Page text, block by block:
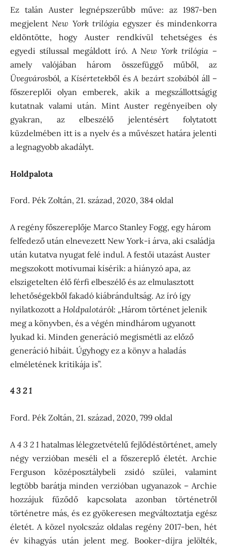
Ez talán Auster legnépszerűbb műve: az 1987-ben
megjelent New York trilógiaegyszer és mindenkorra
eldöntötte, hogy Auster rendkívül tehetséges és
egyedi stílussal megáldott író. A New York trilógia –
amely valójában három összefüggő műből, az
Üvegvárosból, a Kísértetekből és A bezárt szobából áll –
főszereplői olyan emberek, akik a megszállottságig
kutatnak valami után. Mint Auster regényeiben oly
gyakran, az elbeszélő jelentésért folytatott
küzdelmében itt is a nyelv és a művészet határa jelenti
a legnagyobb akadályt.
Holdpalota
Ford. Pék Zoltán, 21. század, 2020, 384 oldal
A regény főszereplője Marco Stanley Fogg, egy három
felfedező után elnevezett New York-i árva, aki családja
után kutatva nyugat felé indul. A festői utazást Auster
megszokott motívumai kísérik: a hiányzó apa, az
elszigetelten élő férfi elbeszélő és az elmulasztott
lehetőségekből fakadó kiábrándultság. Az író így
nyilatkozott a Holdpalotáról: „Három történet jelenik
meg a könyvben, és a végén mindhárom ugyanott
lyukad ki. Minden generáció megismétli az előző
generáció hibáit. Úgyhogy ez a könyv a haladás
elméletének kritikája is”.
4 3 2 1
Ford. Pék Zoltán, 21. század, 2020, 799 oldal
A 4 3 2 1 hatalmas lélegzetvételű fejlődéstörténet, amely
négy verzióban meséli el a főszereplő életét. Archie
Ferguson középosztálybeli zsidó szülei, valamint
legtöbb barátja minden verzióban ugyanazok – Archie
hozzájuk fűződő kapcsolata azonban történetről
történetre más, és ez gyökeresen megváltoztatja egész
életét. A közel nyolcszáz oldalas regény 2017-ben, hét
év kihagyás után jelent meg. Booker-díjra jelölték,